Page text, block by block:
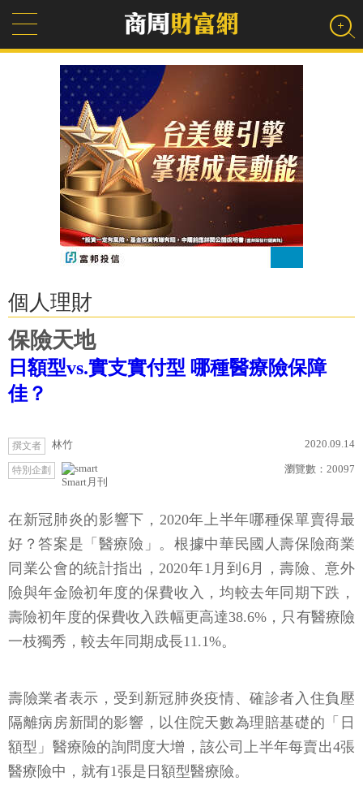
個人理財
保險天地
日額型vs.實支實付型 哪種醫療險保障
佳？
撰文者 林竹 2020.09.14
特別企劃
Smart月刊
瀏覽數： 20097
在新冠肺炎的影響下，2020年上半年哪種保單賣得最
好？答案是「醫療險」。根據中華民國人壽保險商業
同業公會的統計指出，2020年1月到6月，壽險、意外
險與年金險初年度的保費收入，均較去年同期下跌，
壽險初年度的保費收入跌幅更高達38.6%，只有醫療險
一枝獨秀，較去年同期成長11.1%。
壽險業者表示，受到新冠肺炎疫情、確診者入住負壓
隔離病房新聞的影響，以住院天數為理賠基礎的「日
額型」醫療險的詢問度大增，該公司上半年每賣出4張
醫療險中，就有1張是日額型醫療險。